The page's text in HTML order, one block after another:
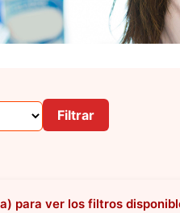
Filtrar
para ver los filtros